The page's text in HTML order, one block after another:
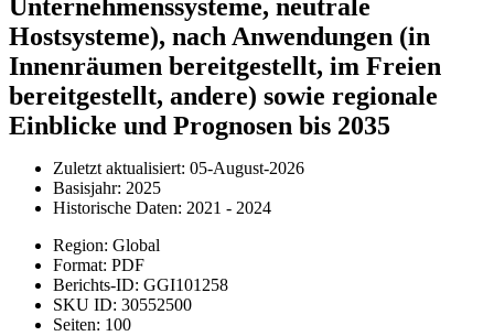
Unternehmenssysteme, neutrale
Hostsysteme), nach Anwendungen (in
Innenräumen bereitgestellt, im Freien
bereitgestellt, andere) sowie regionale
Einblicke und Prognosen bis 2035
Zuletzt aktualisiert: 05-August-2026
Basisjahr: 2025
Historische Daten: 2021 - 2024
Region: Global
Format: PDF
Berichts-ID: GGI101258
SKU ID: 30552500
Seiten: 100